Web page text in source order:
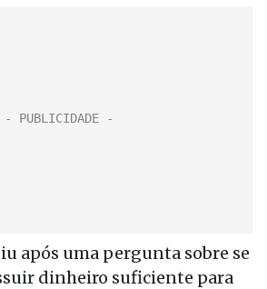
após uma pergunta sobre se
dinheiro suficiente para